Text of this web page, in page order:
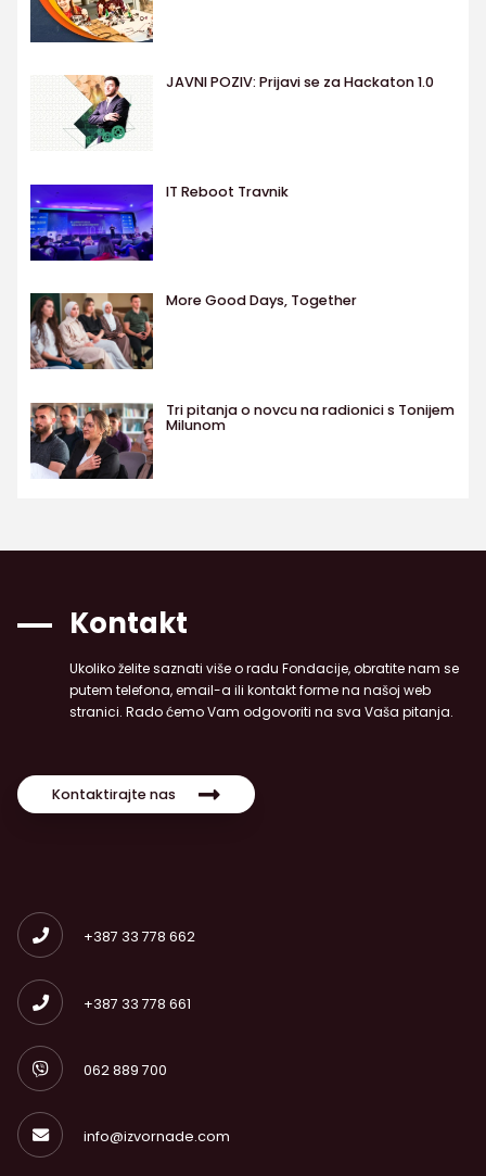
JAVNI POZIV: Prijavi se za Hackaton 1.0
IT Reboot Travnik
More Good Days, Together
Tri pitanja o novcu na radionici s Tonijem
Milunom
Kontakt
Ukoliko želite saznati više o radu Fondacije, obratite nam se
putem telefona, email-a ili kontakt forme na našoj web
stranici. Rado ćemo Vam odgovoriti na sva Vaša pitanja.
Kontaktirajte nas
+387 33 778 662
+387 33 778 661
062 889 700
info@izvornade.com